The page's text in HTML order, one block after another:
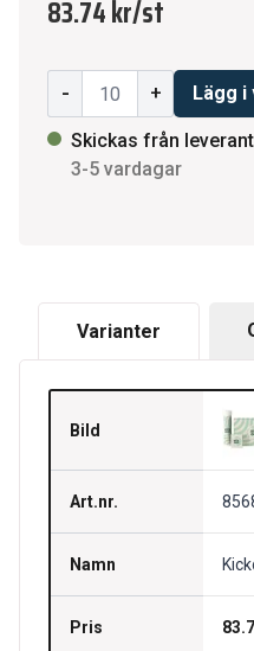
83.74 kr/st
- + Lägg i
Skickas från
3-5 vardagar
Varianter
Bild
Art.nr.
Namn
Pris